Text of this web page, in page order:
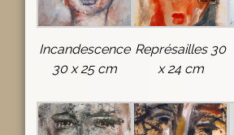
Incandescence
30 x 25 cm
Représailles 30
x 24 cm